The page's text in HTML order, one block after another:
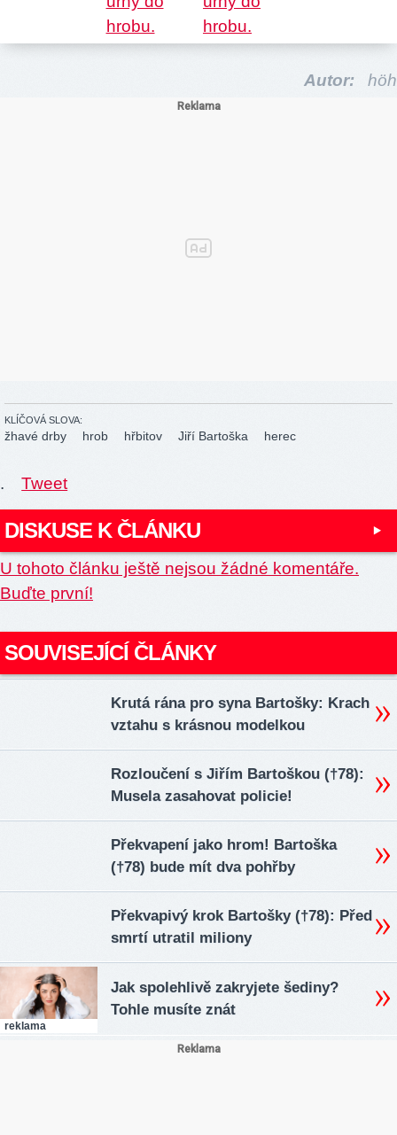
Autor: höh
KLÍČOVÁ SLOVA:
žhavé drby hrob hřbitov Jiří Bartoška herec
. Tweet
DISKUSE K ČLÁNKU
U tohoto článku ještě nejsou žádné komentáře.
Buďte první!
SOUVISEJÍCÍ ČLÁNKY
Krutá rána pro syna Bartošky: Krach
vztahu s krásnou modelkou
Rozloučení s Jiřím Bartoškou (†78):
Musela zasahovat policie!
Překvapení jako hrom! Bartoška
(†78) bude mít dva pohřby
Překvapivý krok Bartošky (†78): Před
smrtí utratil miliony
reklama
Jak spolehlivě zakryjete šediny?
Tohle musíte znát